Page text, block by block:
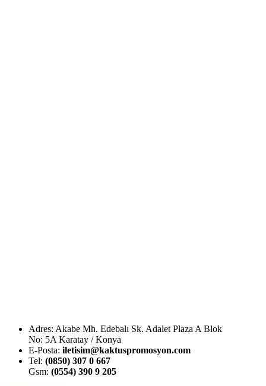
Adres: Akabe Mh. Edebalı Sk. Adalet Plaza A Blok
No: 5A Karatay / Konya
E-Posta: iletisim@kaktuspromosyon.com
Tel: (0850) 307 0 667
Gsm: (0554) 390 9 205